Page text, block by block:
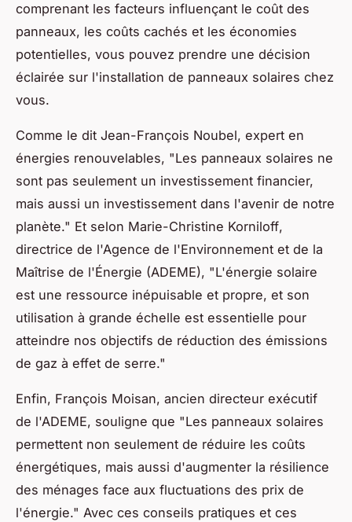
comprenant les facteurs influençant le coût des
panneaux, les coûts cachés et les économies
potentielles, vous pouvez prendre une décision
éclairée sur l'installation de panneaux solaires chez
vous.
Comme le dit Jean-François Noubel, expert en
énergies renouvelables, "Les panneaux solaires ne
sont pas seulement un investissement financier,
mais aussi un investissement dans l'avenir de notre
planète." Et selon Marie-Christine Korniloff,
directrice de l'Agence de l'Environnement et de la
Maîtrise de l'Énergie (ADEME), "L'énergie solaire
est une ressource inépuisable et propre, et son
utilisation à grande échelle est essentielle pour
atteindre nos objectifs de réduction des émissions
de gaz à effet de serre."
Enfin, François Moisan, ancien directeur exécutif
de l'ADEME, souligne que "Les panneaux solaires
permettent non seulement de réduire les coûts
énergétiques, mais aussi d'augmenter la résilience
des ménages face aux fluctuations des prix de
l'énergie." Avec ces conseils pratiques et ces